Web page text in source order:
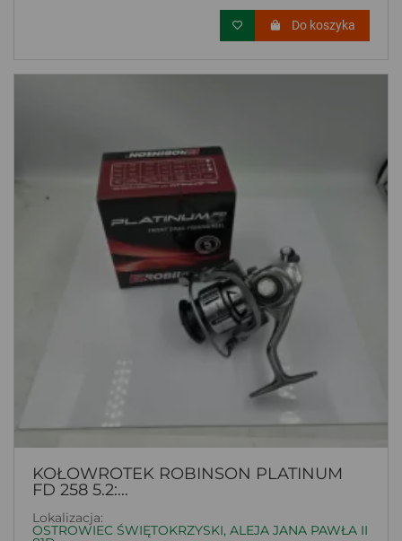
Do koszyka
KOŁOWROTEK ROBINSON PLATINUM
FD 258 5.2:...
Lokalizacja:
OSTROWIEC ŚWIĘTOKRZYSKI, ALEJA JANA PAWŁA II